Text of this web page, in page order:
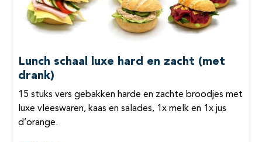
Lunch schaal luxe hard en zacht (met
drank)
15 stuks vers gebakken harde en zachte broodjes met
luxe vleeswaren, kaas en salades, 1x melk en 1x jus
d’orange.